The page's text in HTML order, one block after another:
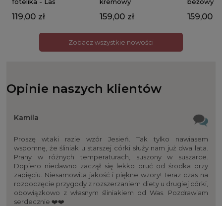
119,00 zł 159,00 zł 159,00 zł
Zobacz wszystkie nowości
Opinie naszych klientów
Kamila
Proszę wtaki razie wzór Jesień. Tak tylko nawiasem
wspomnę, że śliniak u starszej córki służy nam już dwa lata.
Prany w różnych temperaturach, suszony w suszarce.
Dopiero niedawno zaczął się lekko pruć od środka przy
zapięciu. Niesamowita jakość i piękne wzory! Teraz czas na
rozpoczęcie przygody z rozszerzaniem diety u drugiej córki,
obowiązkowo z własnym śliniakiem od Was. Pozdrawiam
serdecznie ❤️❤️